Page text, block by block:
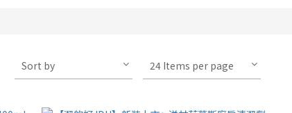
Sort by 24 Items per page